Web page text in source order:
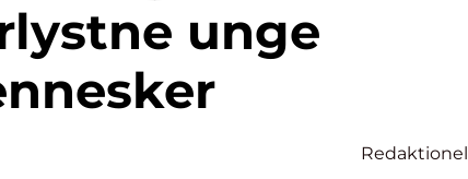
unge
Redaktionel